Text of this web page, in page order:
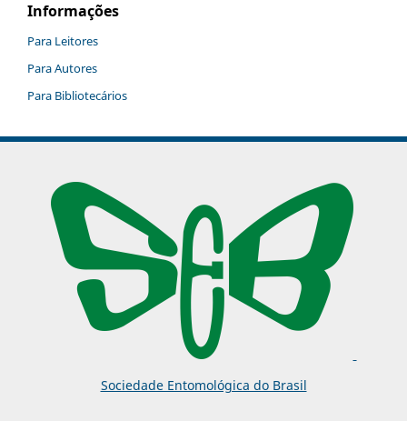
Informações
Para Leitores
Para Autores
Para Bibliotecários
Sociedade Entomológica do Brasil